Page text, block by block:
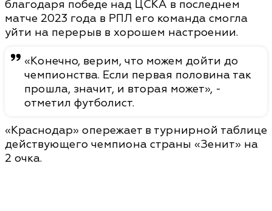
благодаря победе над ЦСКА в последнем
матче 2023 года в РПЛ его команда смогла
уйти на перерыв в хорошем настроении.
«Конечно, верим, что можем дойти до
чемпионства. Если первая половина так
прошла, значит, и вторая может», -
отметил футболист.
«Краснодар» опережает в турнирной таблице
действующего чемпиона страны «Зенит» на
2 очка.